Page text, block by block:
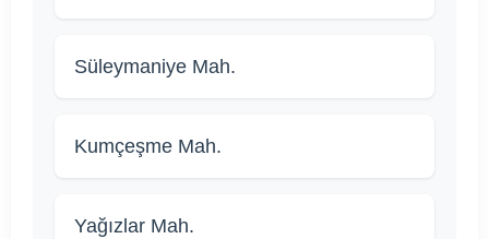
Süleymaniye Mah.
Kumçeşme Mah.
Yağızlar Mah.